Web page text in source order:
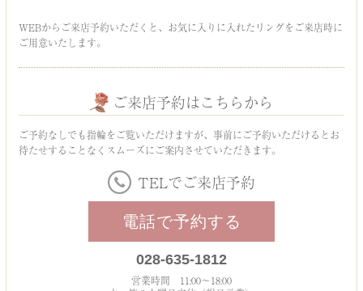
WEBからご来店予約いただくと、お気に入りに入れたリングをご来店時に
ご用意いたします。
ご来店予約はこちらから
ご予約なしでも指輪をご覧いただけますが、事前にご予約いただけるとお
待たせすることなくスムーズにご案内させていただきます。
TELでご来店予約
電話で予約する
028-635-1812
営業時間 11:00～18:00